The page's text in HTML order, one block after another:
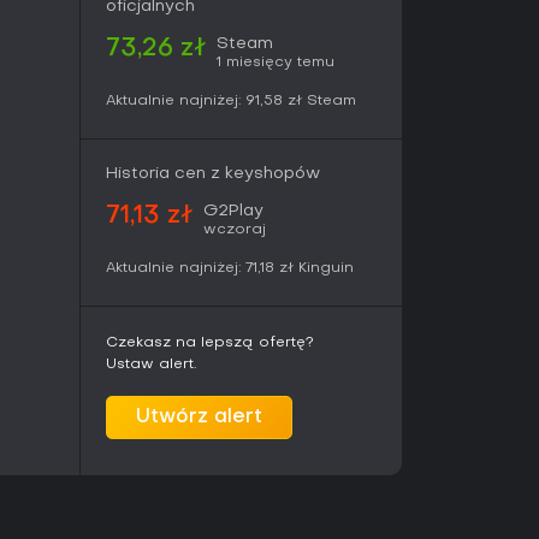
oficjalnych
73,26 zł Steam
1 miesięcy temu
Aktualnie najniżej: 91,58 zł Steam
Historia cen z keyshopów
71,13 zł G2Play
wczoraj
Aktualnie najniżej: 71,18 zł Kinguin
Czekasz na lepszą ofertę?
Ustaw alert.
Utwórz alert